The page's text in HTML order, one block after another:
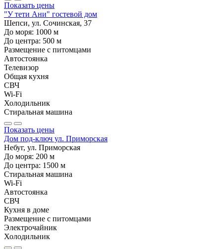
Показать цены
"У тети Ани" гостевой дом
Шепси, ул. Сочинская, 37
До моря: 1000 м
До центра: 500 м
Размещение с питомцами
Автостоянка
Телевизор
Общая кухня
СВЧ
Wi-Fi
Холодильник
Стиральная машина
Показать цены
Дом под-ключ ул. Приморская
Небуг, ул. Приморская
До моря: 200 м
До центра: 1500 м
Стиральная машина
Wi-Fi
Автостоянка
СВЧ
Кухня в доме
Размещение с питомцами
Электрочайник
Холодильник